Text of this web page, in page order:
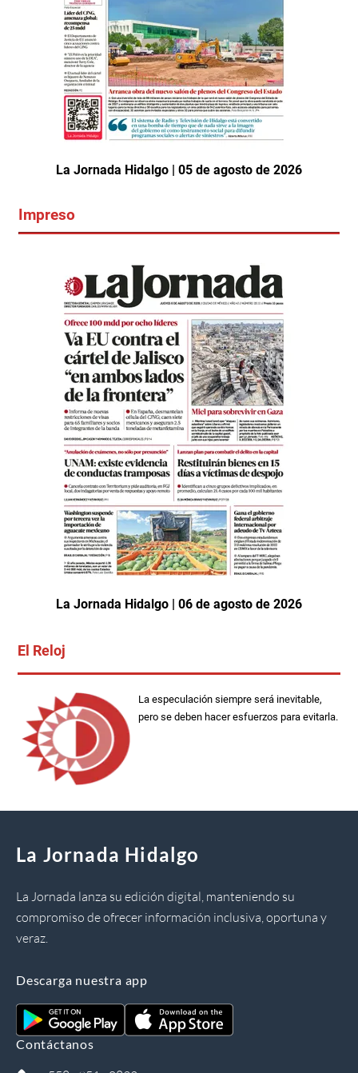
La Jornada Hidalgo | 05 de agosto de 2026
Impreso
La Jornada Hidalgo | 06 de agosto de 2026
El Reloj
La especulación siempre será inevitable,
pero se deben hacer esfuerzos para evitarla.
La Jornada Hidalgo
La Jornada lanza su edición digital, manteniendo su
compromiso de ofrecer información inclusiva, oportuna y
veraz.
Descarga nuestra app
Contáctanos